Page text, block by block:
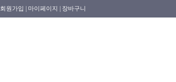
회원가입 | 마이페이지 | 장바구니